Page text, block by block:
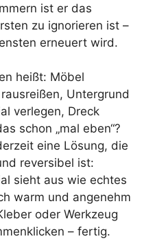
ist er das
zu ignorieren ist –
erneuert wird.
heißt: Möbel
Untergrund
verlegen, Dreck
schon „mal eben“?
eine Lösung, die
reversibel ist:
sieht aus wie echtes
warm und angenehm
oder Werkzeug
– fertig.